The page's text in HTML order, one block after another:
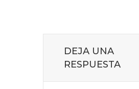
DEJA UNA
RESPUESTA